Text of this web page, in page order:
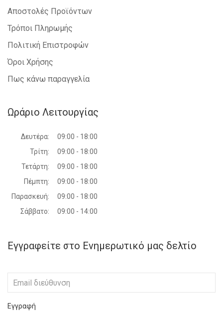
Αποστολές Προϊόντων
Τρόποι Πληρωμής
Πολιτική Επιστροφών
Όροι Χρήσης
Πως κάνω παραγγελία
Ωράριο Λειτουργίας
Δευτέρα:
09:00 - 18:00
Τρίτη:
09:00 - 18:00
Τετάρτη:
09:00 - 18:00
Πέμπτη:
09:00 - 18:00
Παρασκευή:
09:00 - 18:00
Σάββατο:
09:00 - 14:00
Εγγραφείτε στο Ενημερωτικό μας δελτίο
Εγγραφή